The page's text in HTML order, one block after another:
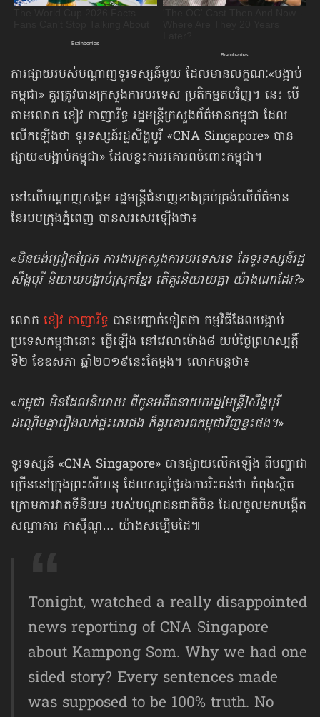
ការផ្សាយរបស់បណ្ដាញទូរទស្សន៍មួយ ដែលមានលក្ខណៈ«បង្អាប់
កម្ពុជា» គួរត្រូវបានក្រសួងការបរទេស ប្រតិកម្មតបវិញ។ នេះ បើ
តាមលោក ខៀវ កាញារីទ្ធ រដ្ឋមន្ត្រីក្រសួងព័ត៌មានកម្ពុជា ដែល
លើកឡើងថា ទូរទស្សន៍រដ្ឋសិង្ហបូរី «CNA Singapore» បាន
ផ្សាយ«បង្អាប់កម្ពុជា» ដែលខ្វះការរគោរពចំពោះកម្ពុជា។
នៅលើបណ្ដាញសង្គម រដ្ឋមន្ត្រីជំនាញ​ខាងគ្រប់គ្រង់​លើព័ត៌មាន
នៃរបបក្រុងភ្នំពេញ បានសរសេរឡើងថា៖
«មិនចង់ជ្រៀតជ្រែក ការងារក្រសួងការបរទេសទេ តែទូរទស្សន៍រដ្ឋ
សឹង្ហបុរី និយាយបង្អាប់ស្រុកខ្មែរ តើគួរនិយាយគ្នា យ៉ាងណាដែរ?»
លោក ខៀវ កាញារីទ្ធ បានបញ្ជាក់ទៀតថា កម្មវិធីដែលបង្អាប់
ប្រទេសកម្ពុជានោះ ធ្វើឡើង នៅវេលាម៉ោង៨ យប់ថ្ងៃព្រហស្បត្តិ៍
ទី២ ខែឧសភា ឆ្នាំ​២០១៩នេះតែម្ដង។ លោកបន្តថា៖
«កម្ពុជា មិនដែលនិយាយ ពីកូនអតីតនាយករដ្ឋ[មន្ត្រី]សឹង្ហបុរី
ដណ្តើមគ្នារឿងលក់ផ្ទះកេរផង ក៏គួរគោរពកម្ពុជាវិញខ្លះផង។»
ទូរទស្សន៍ «CNA Singapore» បានផ្សាយលើកឡើង ពីបញ្ហាជា
ច្រើននៅក្រុងព្រះសីហនុ ដែលសព្វថ្ងៃរងការរិះគន់ថា កំពុងស្ថិត
ក្រោមការវាតទីនិយម របស់បណ្ដាជនជាតិចិន ដែលចូលមកបង្កើត
សណ្ឋាគារ កាស៊ីណូ… យ៉ាងសម្បើមដៃ៕
Tonight, watched a really disappointed
news reporting of CNA Singapore
about Kampong Som. Why we had one
sided story? Every sentences made
was supposed to be 100% truth. No